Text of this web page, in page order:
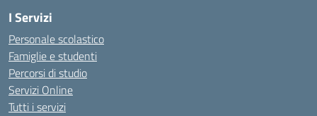
I Servizi
Personale scolastico
Famiglie e studenti
Percorsi di studio
Servizi Online
Tutti i servizi